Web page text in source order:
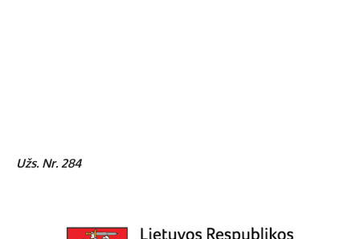
Užs. Nr. 284